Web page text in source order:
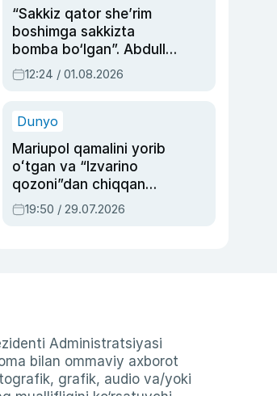
“Sakkiz qator she’rim
boshimga sakkizta
bomba bo‘lgan”. Abdulla
Oripovni siyosiy
ayblovlardan asrab
12:24 / 01.08.2026
Dunyo
Mariupol qamalini yorib
oʻtgan va “Izvarino
qozoni”dan chiqqan
qahramon — Ukraina
armiyasi bosh
19:50 / 29.07.2026
Administratsiyasi
bilan ommaviy axborot
grafik, audio va/yoki